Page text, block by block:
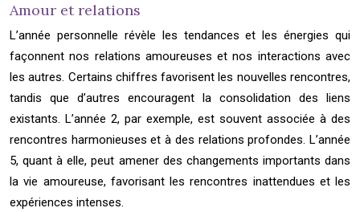
Amour et relations
L’année personnelle révèle les tendances et les énergies qui
façonnent nos relations amoureuses et nos interactions avec
les autres. Certains chiffres favorisent les nouvelles rencontres,
tandis que d’autres encouragent la consolidation des liens
existants. L’année 2, par exemple, est souvent associée à des
rencontres harmonieuses et à des relations profondes. L’année
5, quant à elle, peut amener des changements importants dans
la vie amoureuse, favorisant les rencontres inattendues et les
expériences intenses.